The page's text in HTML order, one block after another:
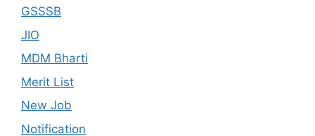
GSSSB
JIO
MDM Bharti
Merit List
New Job
Notification